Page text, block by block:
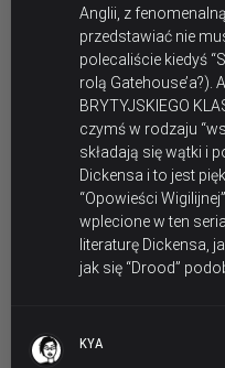
Anglii, z
przedstawiać nie
polecaliście kiedyś
rolą Gatehouse’a?).
BRYTYJSKIEGO
czymś w rodzaju
składają się wątki i
Dickensa i to jest
“Opowieści
wplecione w ten
literaturę Dickensa,
jak się “Drood”
KYA